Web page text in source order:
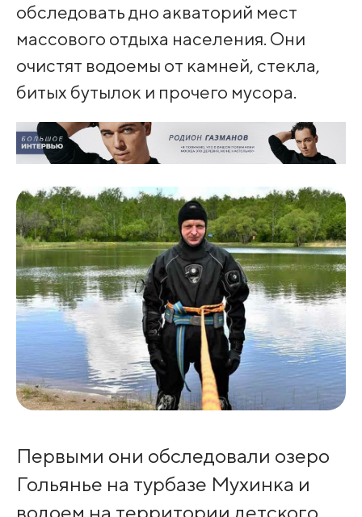
обследовать дно акваторий мест
массового отдыха населения. Они
очистят водоемы от камней, стекла,
битых бутылок и прочего мусора.
Первыми они обследовали озеро
Гольянье на турбазе Мухинка и